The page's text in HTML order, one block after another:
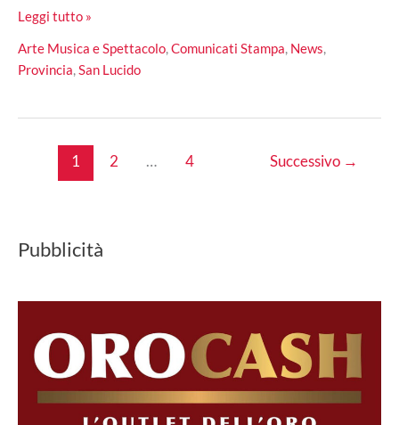
San
il
Fotografia
Festival
accoglie
le
Leggi tutto »
Arte Musica e Spettacolo,Comunicati Stampa, News,
Provincia,San Lucido
1 2 … 4 Successivo →
Pubblicità